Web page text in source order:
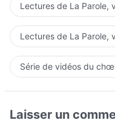
Lectures de La Parole,
Lectures de La Parole,
Série de vidéos du
Laisser un